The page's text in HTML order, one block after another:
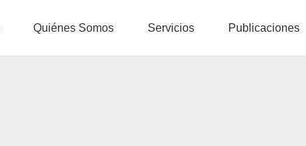
Quiénes Somos Servicios Publicaciones